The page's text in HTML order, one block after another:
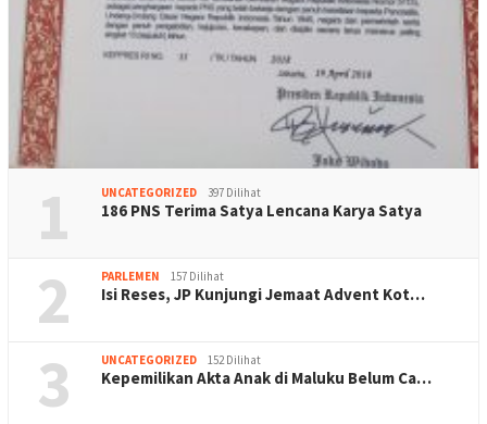
1 UNCATEGORIZED 397 Dilihat
186 PNS Terima Satya Lencana Karya Satya
2 PARLEMEN 157 Dilihat
Isi Reses, JP Kunjungi Jemaat Advent Kot…
3 UNCATEGORIZED 152 Dilihat
Kepemilikan Akta Anak di Maluku Belum Ca…